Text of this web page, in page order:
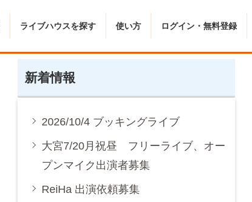
ライブハウスを探す 使い方 ログイン・無料登録
新着情報
2026/10/4 ブッキングライブ
大宮7/20月祝昼 フリーライブ、オー
プンマイク出演者募集
ReiHa 出演依頼募集